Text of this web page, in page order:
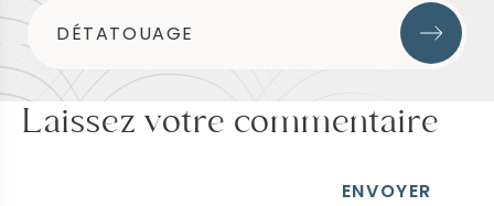
DÉTATOUAGE
Laissez votre commentaire
ENVOYER